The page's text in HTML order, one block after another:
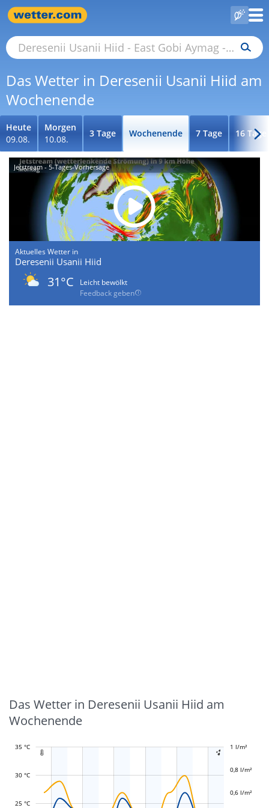
Das Wetter in Deresenii Usanii Hiid am
Wochenende
Heute
09.08.
Morgen
10.08.
3 Tage Wochenende 7 Tage 16 Tage
Jetstream - 5-Tages-Vorhersage
Aktuelles Wetter in
Deresenii Usanii Hiid
31°C
Leicht bewölkt
Feedback geben
Das Wetter in Deresenii Usanii Hiid am
Wochenende
 
35 °C
30 °C
25 °C
-0,4 l/m²
-0,2 l/m²
0,6 l/m²
0,8 l/m²
1 l/m²
1,2 l/m²